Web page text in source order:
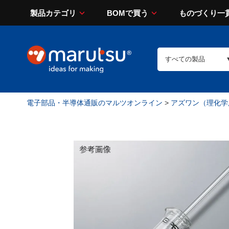
製品カテゴリ BOMで買う ものづくり一
電子部品・半導体通販のマルツオンライン > アズワン（理化